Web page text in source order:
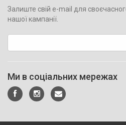
Залиште свій e-mail для
нашої кампанії.
Ми в соціальних мережах